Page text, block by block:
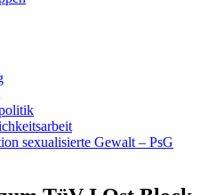
sexualisierte Gewalt – PsG